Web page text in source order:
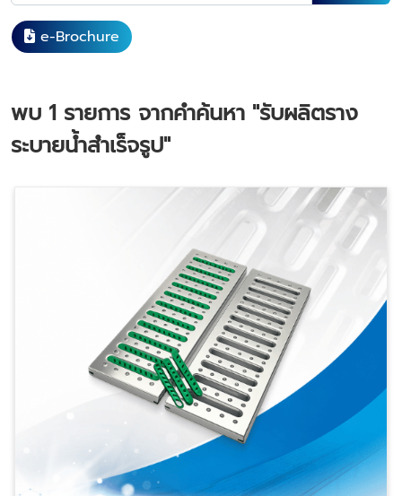
e-Brochure
พบ 1 รายการ จากคำค้นหา "รับผลิตราง
ระบายน้ำสำเร็จรูป"